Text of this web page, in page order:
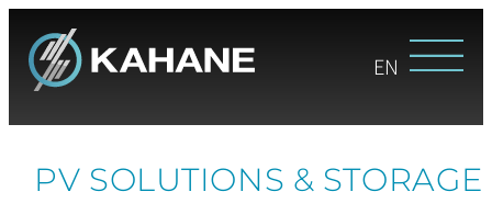
EN
PV SOLUTIONS & STORAGE